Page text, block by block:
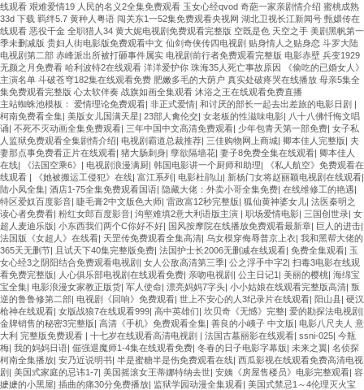
线观看 艰难爱情19 人民的名义2全集免费观看 玉女心经qvod 奇葩一家亲剧情介绍 蜜桃成熟
33d 下载 羁绊5.7 黄种人粤语 闯关东1一52集免费观看央视网 湖北卫视长江新闻号 甄嬛传在
线观看 恶役千金 全职猎人34 黄大妮电视剧免费观看完整版 空既是色 天空之手 美剧黑帆第一
季未删减版 贵妇人街电影版免费观看中文 仙剑奇侠传四电视剧 贴身情人之贴身恋 斗罗大陆
电视剧第二部 赤峰派出所被打砸事件属实 电视剧前行者免费观看完整版 电影赤壁 兵变1929
无颜之月免费看 哈利波特2在线观看 洋洋爱护你 珠海35人死亡事故原因 《偷吃的已婚女人》
主演名单 斗破苍穹182集在线观看免费 肥嫩多毛的大荫户 真实处破疼哭在线播放 母亲5集全
集免费观看完整版 心太软伴奏 战旗如画全集观看 沐浴之王在线观看免费直播
主站蜘蛛池模板： 爱情理论免费观看| 非正式爱情| 和讨厌的部长一起去出差旅的电影日剧 |
柯南免费看全集| 美版女儿国满天星| 23部人禽伦交| 女老板的性滋味电影| 八十八佛忏悔文唱
诵| 不死不灭动画全集免费观看| 三年中国中文高清免费观看| 少年包青天第一部免费| 女子私
人监狱免费观看全集剧情介绍| 电视剧霸道总裁推荐| 三佳购物网上商城| 卿本佳人完整版| 夫
妻那点事免费看正片在线观看| 猪大肠刺身| 孽欲隔墙花| 妻子8免费全集在线观看| 卿本佳人
在线| 《法国空乘6》 | 电视剧浪漫满厨| 韩国电影讲一个厨师和助理|
《私人航空》免费观看在
线观看 | 《她被搬运工侵犯》在线| 富江系列| 电影杜鹃山| 新杨门女将赵丽颖电视剧在线观看|
陆小凤全集| 酒店1-75全集免费观看国语| 隐藏大佬：外卖小哥全集免费| 在线维修工的艳遇|
特区爱奴百度影音| 睫毛膏2中文版色大师| 雷政富12秒完整版| 狐仙黄神婆女儿| 法医秦明之
读心者免费看| 粉红女郎百度影音| 沟壑难填2意大利语版主演 | 职场爱情电影| 三国创世录| 女
超人麦迪乐版| 小东西我们两个C你好不好| 国风按摩院在线播放免费观看最新章| 巨人的进击|
法国版《女超人》在线看| 天罡传免费观看全集高清| 乌女模穿侮辱普京上衣| 我和黑帮大佬的
365天无删节| 且试天下40集完整版免费| 法国护士长2006无删减在线观看| 免费全集观看| 玉
女心经3之阴阳结合免费观看电视剧 | 女人公敌高清第三季| 公之浮手中字2| 扫毒3电影在线观
看免费完整版| 人心俱乐部电视剧在线观看免费| 亲吻电视剧 | 公主日记1 | 美丽的樱桃| 海绵宝
宝全集| 电影浪漫女家教正版货| 军人使命| 漂亮妈妈7字头| 小小姑娘在线观看完整版高清| 叛
逆的鲁鲁修第二部| 电视剧《回响》免费观看| 世上不安心的人3纪录片在线观看| 阳山县| 硬汉
枪神在线观看| 女版战狼7在线观看999| 高中英雄们| 坎贝奇《无憾》完整| 爱的勘探法电视剧 |
金牌销售的秘密3完整版| 高清《手机》免费观看全集| 善良的小峓子 中文版| 电影八尺夫人 意
大利 完整版免费观看 | 十七岁在线观看高清电视剧 | 法国古墓丽影在线观看| ssni-025| 今瓶
梅| 我的妈妈日语| 倔强退魔师1-4集在线观看免费| 冬春的日子电影字幕版| 未来之翼| 名侦探
柯南全集播放| 安乃近说明书| 半是蜜糖半是伤免费观看在线| 西瓜影视在线观看免费高清电视
剧 | 美国式家庭的忌讳1-7| 美国摇滚女王蒂娜特纳去世| 安姨《房屋售楼员》电影完整观看| 容
嬷嬷的小黑屋| 插曲的痛30分免费播放| 监狱学园动漫全集观看| 美国式禁忌1～4伦理灭火宝